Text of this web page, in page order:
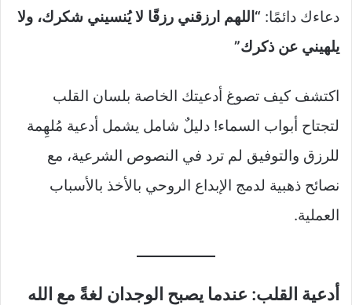
دعاءك دائمًا: “اللهم ارزقني رزقًا لا يُنسيني شكرك، ولا
يلهيني عن ذكرك”
اكتشف كيف تصوغ أدعيتك الخاصة بلسان القلب
لتجتاح أبواب السماء! دليلٌ شامل يشمل أدعية مُلهِمة
للرزق والتوفيق لم ترد في النصوص الشرعية، مع
نصائح ذهبية لدمج الإبداع الروحي بالأخذ بالأسباب
العملية.
أدعية القلب: عندما يصبح الوجدان لغةً مع الله